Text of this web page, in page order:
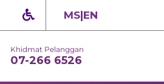
MS|EN
Khidmat Pelanggan
07-266 6526